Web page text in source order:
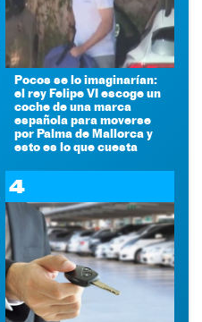
Pocos se lo imaginarían:
el rey Felipe VI escoge un
coche de una marca
española para moverse
por Palma de Mallorca y
esto es lo que cuesta
4